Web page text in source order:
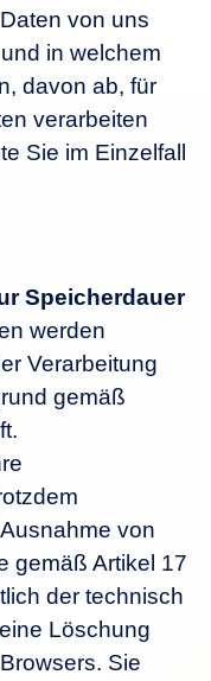
von uns
in welchem
davon ab, für
verarbeiten
Sie im Einzelfall
Speicherdauer
werden
Verarbeitung
gemäß
von
gemäß Artikel 17
der technisch
Löschung
Sie